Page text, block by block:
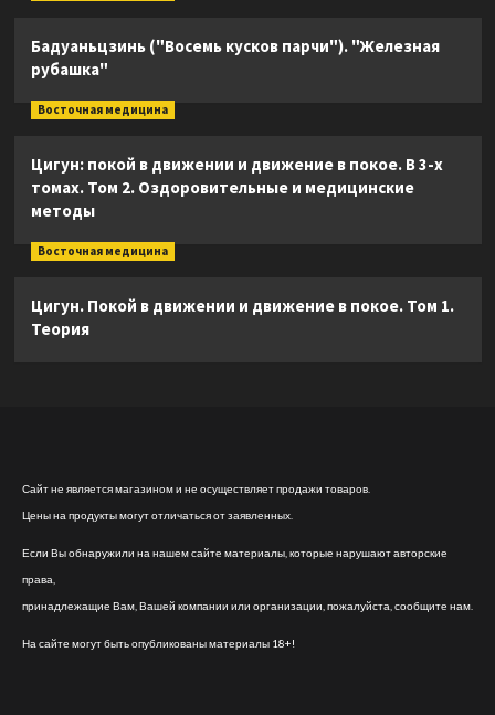
Бадуаньцзинь ("Восемь кусков парчи"). "Железная
рубашка"
Восточная медицина
Цигун: покой в движении и движение в покое. В 3-х
томах. Том 2. Оздоровительные и медицинские
методы
Восточная медицина
Цигун. Покой в движении и движение в покое. Том 1.
Теория
Сайт не является магазином и не осуществляет продажи товаров.
Цены на продукты могут отличаться от заявленных.
Если Вы обнаружили на нашем сайте материалы, которые нарушают авторские
права,
принадлежащие Вам, Вашей компании или организации, пожалуйста, сообщите нам.
На сайте могут быть опубликованы материалы 18+!